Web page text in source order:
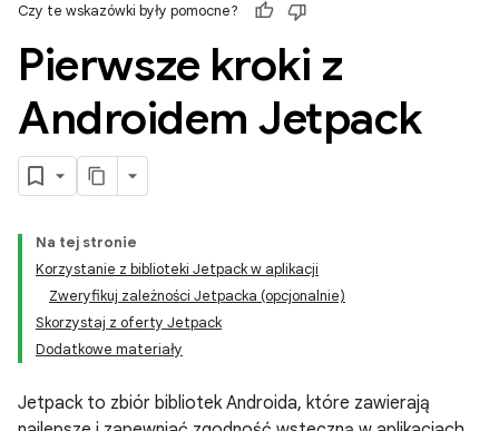
Czy te wskazówki były pomocne?
Pierwsze kroki z
Androidem Jetpack
Na tej stronie
Korzystanie z biblioteki Jetpack w aplikacji
Zweryfikuj zależności Jetpacka (opcjonalnie)
Skorzystaj z oferty Jetpack
Dodatkowe materiały
Jetpack to zbiór bibliotek Androida, które zawierają